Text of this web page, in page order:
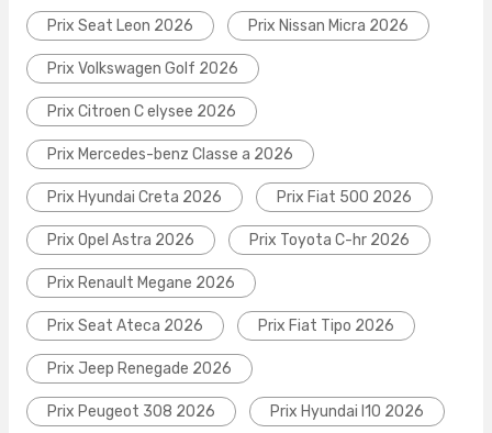
Prix Seat Leon 2026 Prix Nissan Micra 2026
Prix Volkswagen Golf 2026
Prix Citroen C elysee 2026
Prix Mercedes-benz Classe a 2026
Prix Hyundai Creta 2026 Prix Fiat 500 2026
Prix Opel Astra 2026 Prix Toyota C-hr 2026
Prix Renault Megane 2026
Prix Seat Ateca 2026 Prix Fiat Tipo 2026
Prix Jeep Renegade 2026
Prix Peugeot 308 2026 Prix Hyundai I10 2026